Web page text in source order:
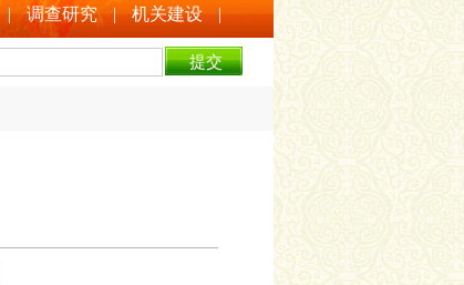
| 调查研究 | 机关建设 |